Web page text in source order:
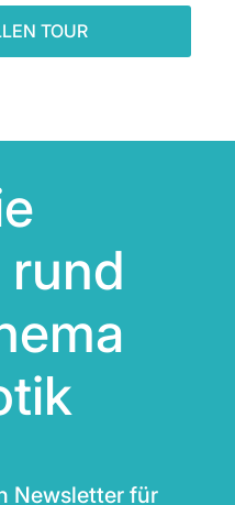
Newsletter für